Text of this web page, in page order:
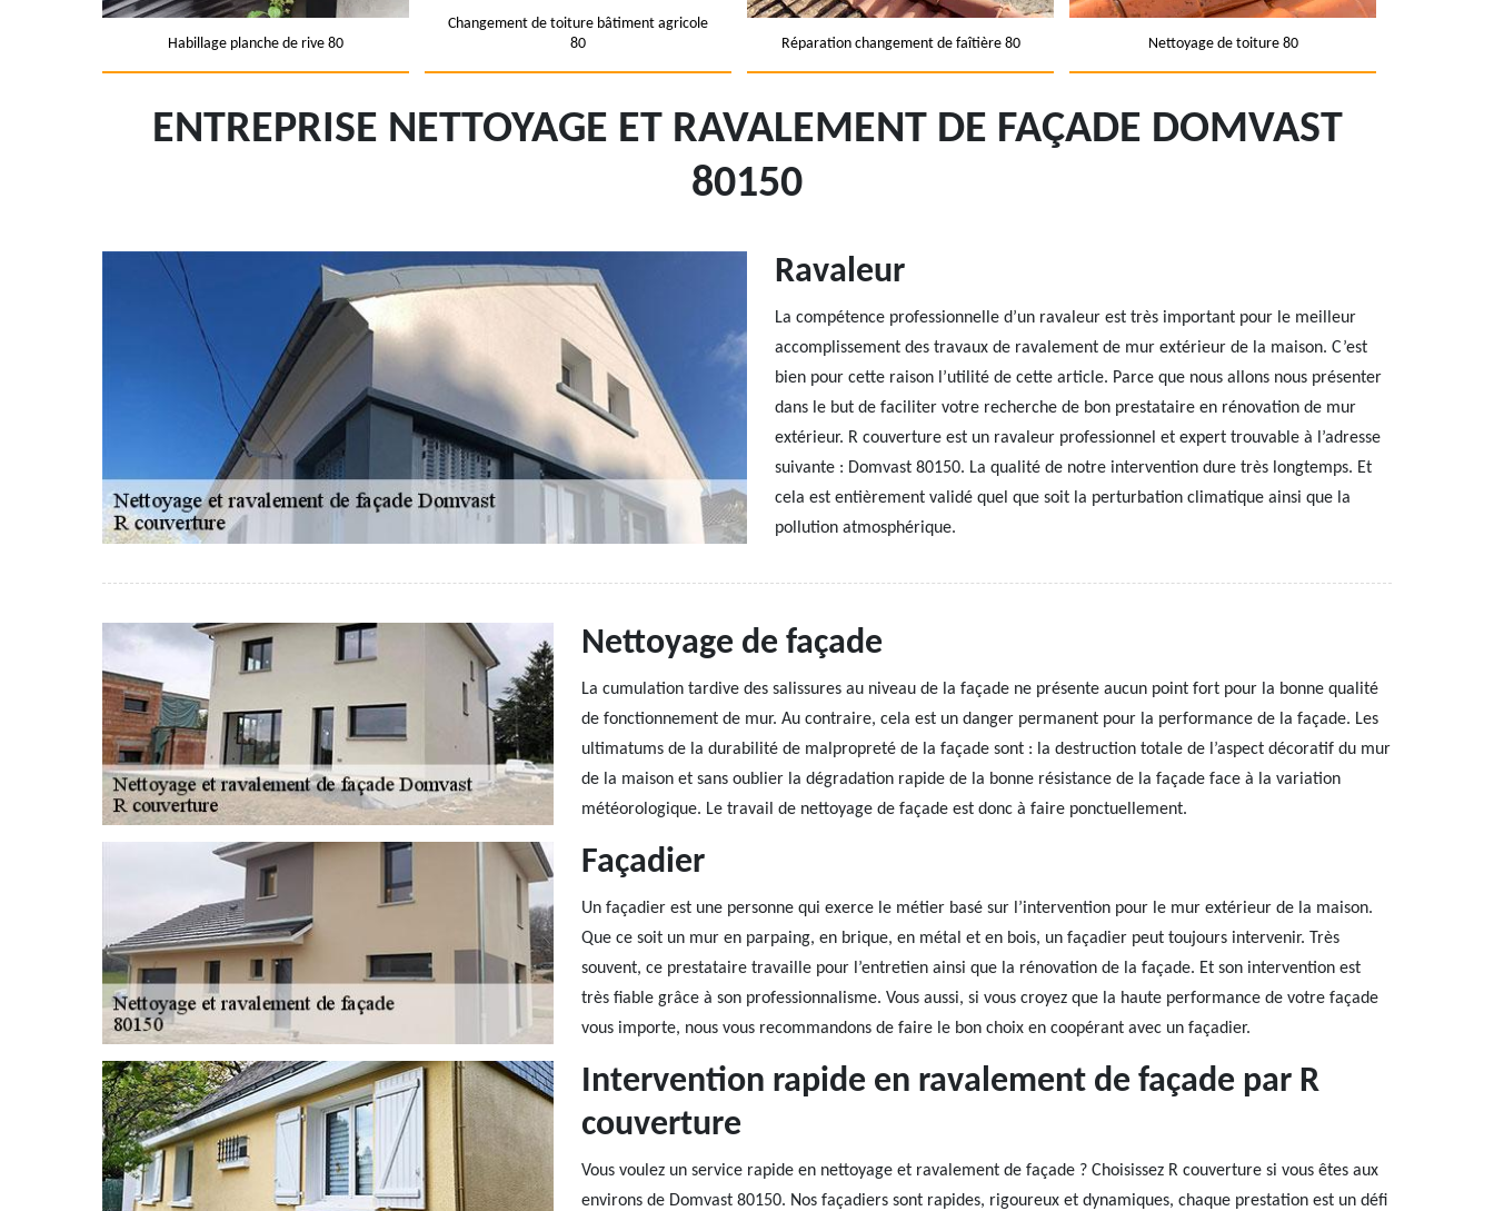
Habillage planche de rive 80
Changement de toiture bâtiment agricole
80
Réparation changement de faîtière 80 Nettoyage de toiture 80
ENTREPRISE NETTOYAGE ET RAVALEMENT DE FAÇADE DOMVAST
80150
Ravaleur
La compétence professionnelle d’un ravaleur est très important pour le meilleur
accomplissement des travaux de ravalement de mur extérieur de la maison. C’est
bien pour cette raison l’utilité de cette article. Parce que nous allons nous présenter
dans le but de faciliter votre recherche de bon prestataire en rénovation de mur
extérieur. R couverture est un ravaleur professionnel et expert trouvable à l’adresse
suivante : Domvast 80150. La qualité de notre intervention dure très longtemps. Et
cela est entièrement validé quel que soit la perturbation climatique ainsi que la
pollution atmosphérique.
Nettoyage de façade
La cumulation tardive des salissures au niveau de la façade ne présente aucun point fort pour la bonne qualité
de fonctionnement de mur. Au contraire, cela est un danger permanent pour la performance de la façade. Les
ultimatums de la durabilité de malpropreté de la façade sont : la destruction totale de l’aspect décoratif du mur
de la maison et sans oublier la dégradation rapide de la bonne résistance de la façade face à la variation
météorologique. Le travail de nettoyage de façade est donc à faire ponctuellement.
Façadier
Un façadier est une personne qui exerce le métier basé sur l’intervention pour le mur extérieur de la maison.
Que ce soit un mur en parpaing, en brique, en métal et en bois, un façadier peut toujours intervenir. Très
souvent, ce prestataire travaille pour l’entretien ainsi que la rénovation de la façade. Et son intervention est
très fiable grâce à son professionnalisme. Vous aussi, si vous croyez que la haute performance de votre façade
vous importe, nous vous recommandons de faire le bon choix en coopérant avec un façadier.
Intervention rapide en ravalement de façade par R
couverture
Vous voulez un service rapide en nettoyage et ravalement de façade ? Choisissez R couverture si vous êtes aux
environs de Domvast 80150. Nos façadiers sont rapides, rigoureux et dynamiques, chaque prestation est un défi